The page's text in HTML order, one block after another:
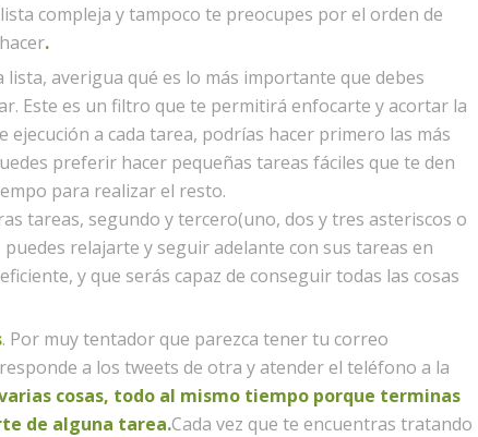
compleja y tampoco te preocupes por el orden de
.
lista, averigua qué es lo más importante que debes
Este es un filtro que te permitirá enfocarte y acortar la
a cada tarea, podrías hacer primero las más
preferir hacer pequeñas tareas fáciles que te den
para realizar el resto.
tareas, segundo y tercero(uno, dos y tres asteriscos o
relajarte y seguir adelante con sus tareas en
y que serás capaz de conseguir todas las cosas
. Por muy tentador que parezca tener tu correo
a los tweets de otra y atender el teléfono a la
cosas, todo al mismo tiempo porque terminas
de alguna tarea.Cada vez que te encuentras tratando